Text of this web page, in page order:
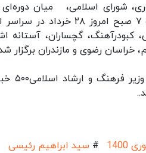
شورای اسلامی، میان
انتخابات شوراهای شهر و
تفرش، کبودرآهنگ، گچساران،
# سید ابراهیم رئیسی